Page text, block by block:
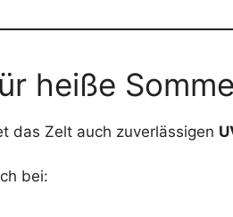
heiße
das Zelt auch zuverlässigen
bei: